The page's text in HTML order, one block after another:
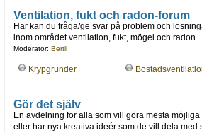
Ventilation, fukt och radon-forum
Här kan du fråga/ge svar på problem och
inom området ventilation, fukt, mögel och radon.
Moderator: Bertil
Krypgrunder
Gör det själv
En avdelning för alla som vill göra mesta möjliga
eller har nya kreativa ideér som de vill dela med